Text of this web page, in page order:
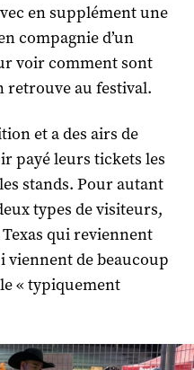
en supplément une
compagnie d’un
voir comment sont
retrouve au festival.
et a des airs de
payé leurs tickets les
stands. Pour autant
types de visiteurs,
Texas qui reviennent
viennent de beaucoup
« typiquement